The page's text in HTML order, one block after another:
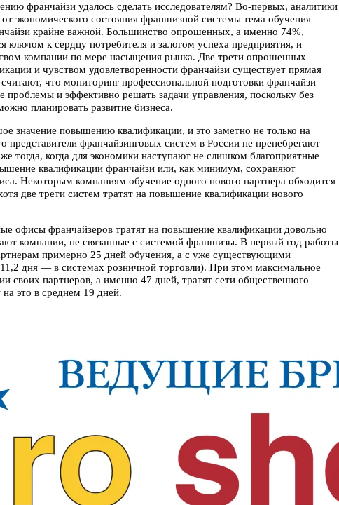
франчайзи удалось сделать исследователям? Во-первых, аналитики
экономического состояния франшизной системы тема обучения
крайне важной. Большинство опрошенных, а именно 74%,
ключом к сердцу потребителя и залогом успеха предприятия, и
компании по мере насыщения рынка. Две трети опрошенных
и чувством удовлетворенности франчайзи существует прямая
что мониторинг профессиональной подготовки франчайзи
и эффективно решать задачи управления, поскольку без
планировать развитие бизнеса.
значение повышению квалификации, и это заметно не только на
представители франчайзинговых систем в России не пренебрегают
тогда, когда для экономики наступают не слишком благоприятные
квалификации франчайзи или, как минимум, сохраняют
Некоторым компаниям обучение одного нового партнера обходится
две трети систем тратят на повышение квалификации нового
офисы франчайзеров тратят на повышение квалификации довольно
компании, не связанные с системой франшизы. В первый год работы
примерно 25 дней обучения, а с уже существующими
дня — в системах розничной торговли). При этом максимальное
своих партнеров, а именно 47 дней, тратят сети общественного
на это в среднем 19 дней.